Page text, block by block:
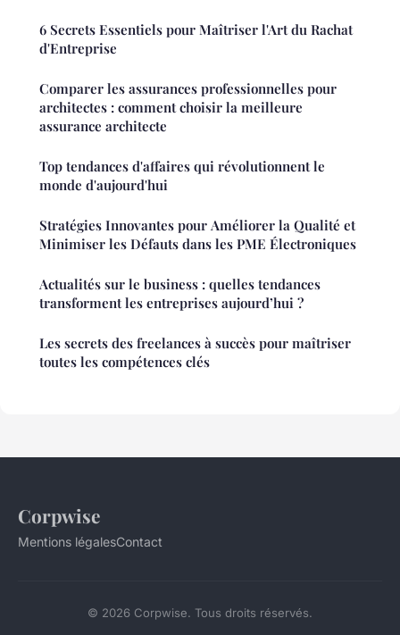
6 Secrets Essentiels pour Maîtriser l'Art du Rachat
d'Entreprise
Comparer les assurances professionnelles pour
architectes : comment choisir la meilleure
assurance architecte
Top tendances d'affaires qui révolutionnent le
monde d'aujourd'hui
Stratégies Innovantes pour Améliorer la Qualité et
Minimiser les Défauts dans les PME Électroniques
Actualités sur le business : quelles tendances
transforment les entreprises aujourd’hui ?
Les secrets des freelances à succès pour maîtriser
toutes les compétences clés
Corpwise
Mentions légalesContact
© 2026 Corpwise. Tous droits réservés.